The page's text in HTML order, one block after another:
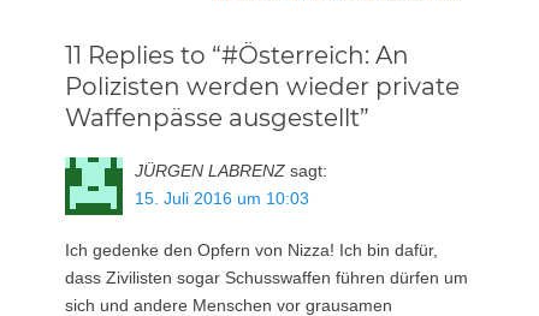
11 Replies to “#Österreich: An
Polizisten werden wieder private
Waffenpässe ausgestellt”
JÜRGEN LABRENZ sagt:
15. Juli 2016 um 10:03
Ich gedenke den Opfern von Nizza! Ich bin dafür,
dass Zivilisten sogar Schusswaffen führen dürfen um
sich und andere Menschen vor grausamen